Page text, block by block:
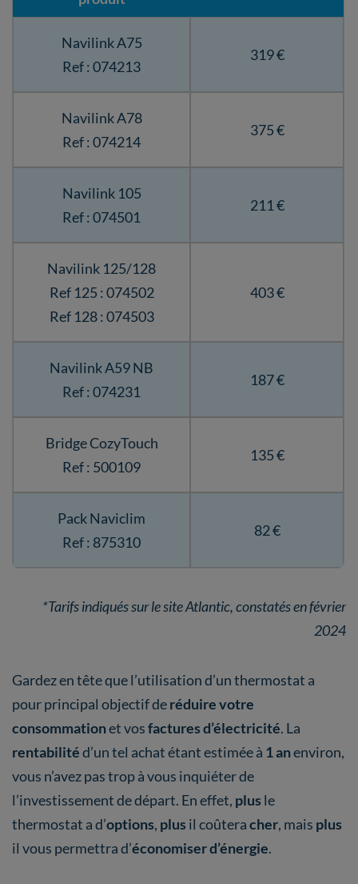
Navilink A75
Ref : 074213
319 €
Navilink A78
Ref : 074214
375 €
Navilink 105
Ref : 074501
211 €
Navilink 125/128
Ref 125 : 074502
Ref 128 : 074503
403 €
Navilink A59 NB
Ref : 074231
187 €
Bridge CozyTouch
Ref : 500109
135 €
Pack Naviclim
Ref : 875310
82 €
*Tarifs indiqués sur le site Atlantic, constatés en février
2024
Gardez en tête que l’utilisation d’un thermostat a
pour principal objectif deréduire votre
consommationet vosfactures d’électricité. La
rentabilitéd’un tel achat étant estimée à 1 anenviron,
vous n’avez pas trop à vous inquiéter de
l’investissement de départ. En effet, plus le
thermostat a d’options, plus il coûteracher, mais plus
il vous permettra d’économiser d’énergie.